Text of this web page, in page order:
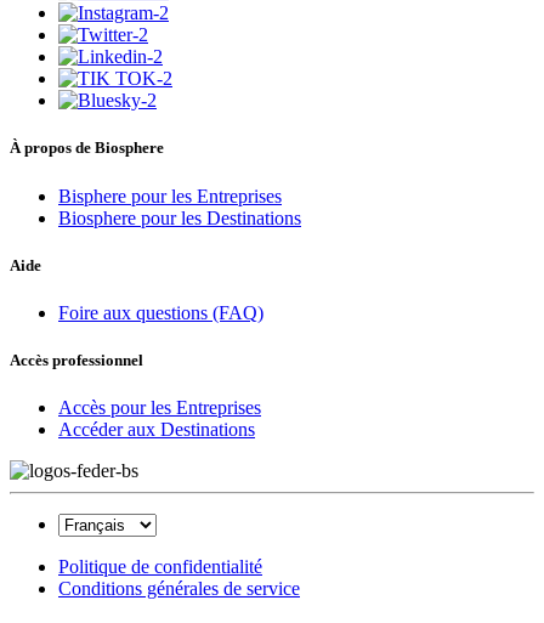
À propos de Biosphere
Bisphere pour les Entreprises
Biosphere pour les Destinations
Aide
Foire aux questions (FAQ)
Accès professionnel
Accès pour les Entreprises
Accéder aux Destinations
Politique de confidentialité
Conditions générales de service